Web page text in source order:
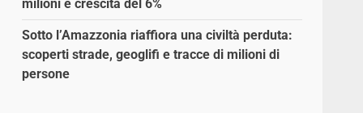
milioni e crescita del 6%
Sotto l’Amazzonia riaffiora una civiltà perduta:
scoperti strade, geoglifi e tracce di milioni di
persone